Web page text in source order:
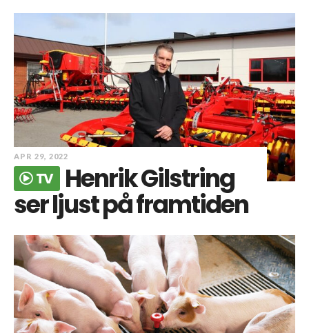
APR 29, 2022
TV Henrik Gilstring
ser ljust på framtiden